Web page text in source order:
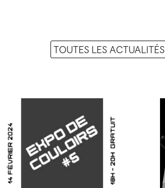
TOUTES LES ACTUALITÉS
Marché
Journée Portes Ouvertes
Exposition
Sortie de résidence
Évènement
Atelier